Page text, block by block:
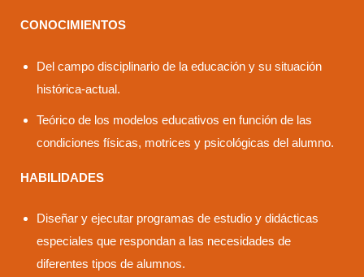
CONOCIMIENTOS
Del campo disciplinario de la educación y su situación
histórica-actual.
Teórico de los modelos educativos en función de las
condiciones físicas, motrices y psicológicas del alumno.
HABILIDADES
Diseñar y ejecutar programas de estudio y didácticas
especiales que respondan a las necesidades de
diferentes tipos de alumnos.